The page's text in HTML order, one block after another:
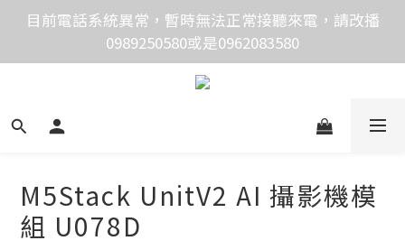
價格均含稅，下單享優惠！歡迎大量採購，由專人提供
專案報價。
目前電話系統異常，暫時無法正常接聽來電，請改播
0989250580或是0962083580
價格均含稅，下單享優惠！歡迎大量採購，由專人提供
M5Stack UnitV2 AI 攝影機模
組 U078D